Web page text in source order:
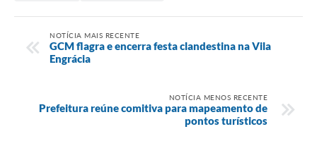
NOTÍCIA MAIS RECENTE
GCM flagra e encerra festa clandestina na Vila
Engrácia
NOTÍCIA MENOS RECENTE
Prefeitura reúne comitiva para mapeamento de
pontos turísticos